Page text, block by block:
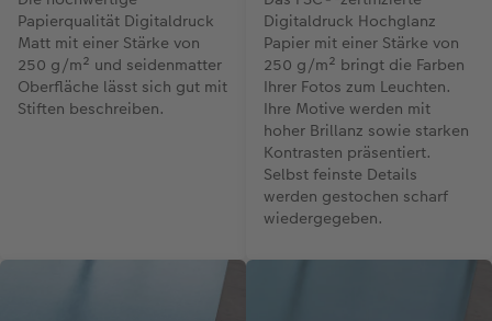
Papierqualität Digitaldruck
Matt mit einer Stärke von
250 g/m² und seidenmatter
Oberfläche lässt sich gut mit
Stiften beschreiben.
Digitaldruck Hochglanz
Papier mit einer Stärke von
250 g/m² bringt die Farben
Ihrer Fotos zum Leuchten.
Ihre Motive werden mit
hoher Brillanz sowie starken
Kontrasten präsentiert.
Selbst feinste Details
werden gestochen scharf
wiedergegeben.